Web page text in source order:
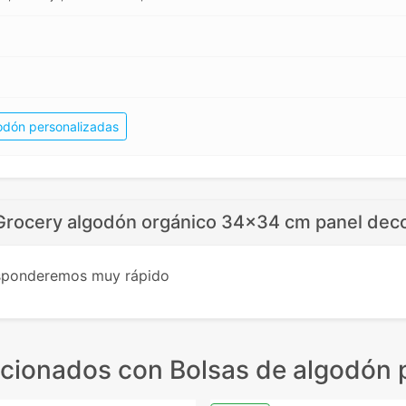
personalizadas
algodón orgánico 34x34 cm panel
muy rápido
con Bolsas de algodón